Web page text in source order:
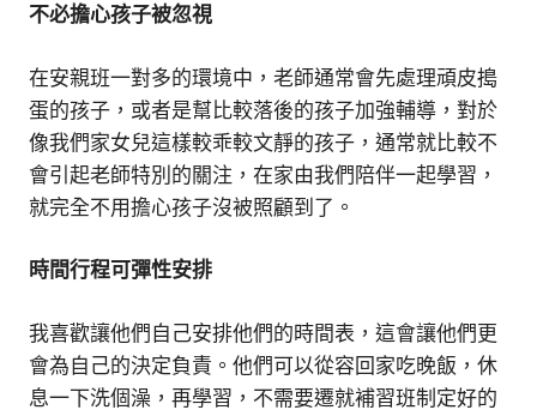
不必擔心孩子被忽視
在安親班一對多的環境中，老師通常會先處理頑皮搗
蛋的孩子，或者是幫比較落後的孩子加強輔導，對於
像我們家女兒這樣較乖較文靜的孩子，通常就比較不
會引起老師特別的關注，在家由我們陪伴一起學習，
就完全不用擔心孩子沒被照顧到了。
時間行程可彈性安排
我喜歡讓他們自己安排他們的時間表，這會讓他們更
會為自己的決定負責。他們可以從容回家吃晚飯，休
息一下洗個澡，再學習，不需要遷就補習班制定好的